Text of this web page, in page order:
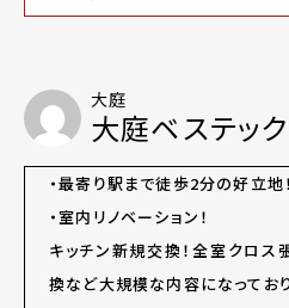
大庭
大庭ベステッ
・最寄り駅まで徒歩2分の好立地
・室内リノベーション！
キッチン新規交換！全室クロス
換など大規模な内容になっており